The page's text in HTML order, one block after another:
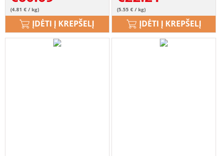
(4.81 € / kg)
ĮDĖTI Į KREPŠELĮ
(5.55 € / kg)
ĮDĖTI Į KREPŠELĮ